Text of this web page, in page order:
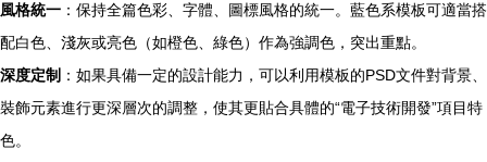
風格統一 ：保持全篇色彩、字體、圖標風格的統一。藍色系模板可適當搭
配白色、淺灰或亮色（如橙色、綠色）作為強調色，突出重點。
深度定制 ：如果具備一定的設計能力，可以利用模板的PSD文件對背景、
裝飾元素進行更深層次的調整，使其更貼合具體的“電子技術開發”項目特
色。